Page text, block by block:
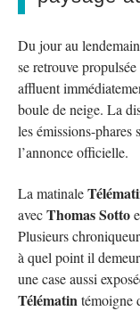
Du jour au
se retrouve
affluent
boule de neige. La
les émissions-phares
l’annonce officielle.
La matinale
avecThomas Sotto
Plusieurs
à quel point il
une case aussi
Télématintémoigne